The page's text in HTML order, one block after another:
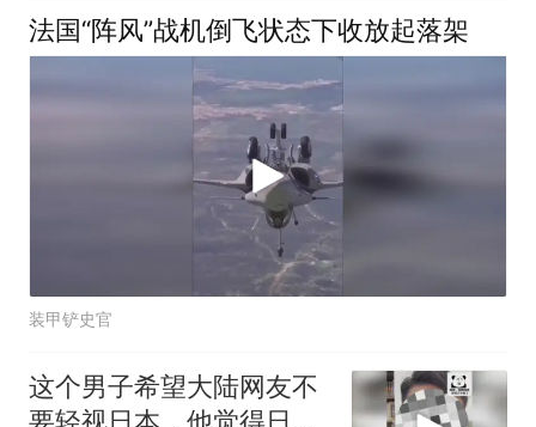
法国“阵风”战机倒飞状态下收放起落架
装甲铲史官
这个男子希望大陆网友不
要轻视日本，他觉得日本